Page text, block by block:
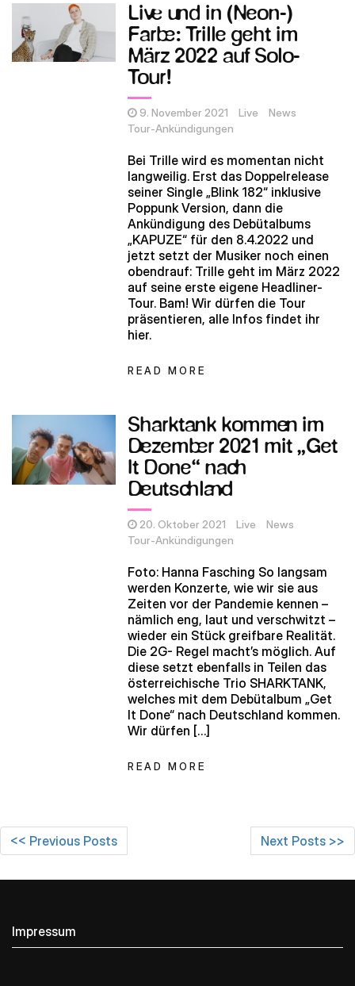
Live und in (Neon-)
Farbe: Trille geht im
März 2022 auf Solo-
Tour!
9. November 2021 Live
News
Tour-Ankündigungen
Bei Trille wird es momentan nicht
langweilig. Erst das Doppelrelease
seiner Single „Blink 182“ inklusive
Poppunk Version, dann die
Ankündigung des Debütalbums
„KAPUZE“ für den 8.4.2022 und
jetzt setzt der Musiker noch einen
obendrauf: Trille geht im März 2022
auf seine erste eigene Headliner-
Tour. Bam! Wir dürfen die Tour
präsentieren, alle Infos findet ihr
hier.
READ MORE
Sharktank kommen im
Dezember 2021 mit „Get
It Done“ nach
Deutschland
20. Oktober 2021 Live
News
Tour-Ankündigungen
Foto: Hanna Fasching So langsam
werden Konzerte, wie wir sie aus
Zeiten vor der Pandemie kennen –
nämlich eng, laut und verschwitzt –
wieder ein Stück greifbare Realität.
Die 2G- Regel macht’s möglich. Auf
diese setzt ebenfalls in Teilen das
österreichische Trio SHARKTANK,
welches mit dem Debütalbum „Get
It Done“ nach Deutschland kommen.
Wir dürfen […]
READ MORE
<< Previous Posts Next Posts >>
Impressum